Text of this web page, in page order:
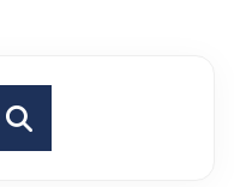
Buscar